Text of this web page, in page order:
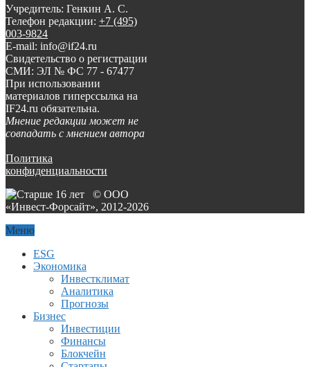
Учредитель: Генкин А. С.
Телефон редакции: +7 (495)
003-9824
E-mail: info@if24.ru
Свидетельство о регистрации
СМИ: ЭЛ № ФС 77 - 67477
При использовании
материалов гиперссылка на
IF24.ru обязательна.
Мнение редакции может не
совпадать с мнением автора
Политика
конфиденциальности
© ООО
«Инвест-Форсайт», 2012-2026
Меню
ESG
Экономика
Инвестклимат
Аналитика
Прогнозы
Бизнес
Инвестиции
Финансы
Блокчейн